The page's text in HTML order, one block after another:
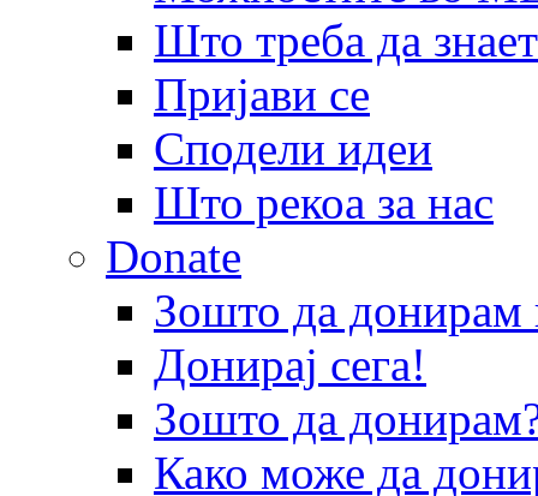
Што треба да
Пријави се
Сподели идеи
Што рекоа за нас
Donate
Зошто да
Донирај сега!
Зошто да
Како може да